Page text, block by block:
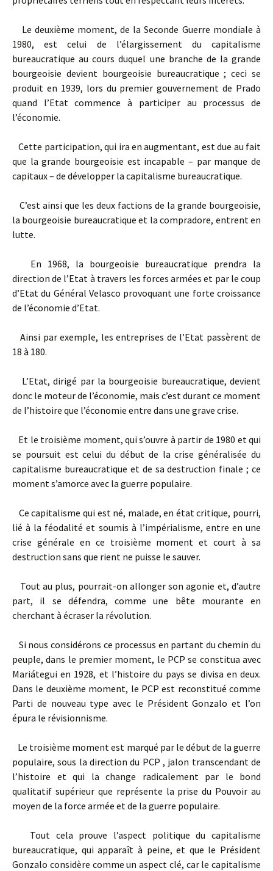
Le deuxième moment, de la Seconde Guerre mondiale à
1980, est celui de l’élargissement du capitalisme
bureaucratique au cours duquel une branche de la grande
bourgeoisie devient bourgeoisie bureaucratique ; ceci se
produit en 1939, lors du premier gouvernement de Prado
quand l’Etat commence à participer au processus de
l’économie.
Cette participation, qui ira en augmentant, est due au fait
que la grande bourgeoisie est incapable – par manque de
capitaux – de développer la capitalisme bureaucratique.
C’est ainsi que les deux factions de la grande bourgeoisie,
la bourgeoisie bureaucratique et la compradore, entrent en
lutte.
En 1968, la bourgeoisie bureaucratique prendra la
direction de l’Etat à travers les forces armées et par le coup
d’Etat du Général Velasco provoquant une forte croissance
de l’économie d’Etat.
Ainsi par exemple, les entreprises de l’Etat passèrent de
18 à 180.
L’Etat, dirigé par la bourgeoisie bureaucratique, devient
donc le moteur de l’économie, mais c’est durant ce moment
de l’histoire que l’économie entre dans une grave crise.
Et le troisième moment, qui s’ouvre à partir de 1980 et qui
se poursuit est celui du début de la crise généralisée du
capitalisme bureaucratique et de sa destruction finale ; ce
moment s’amorce avec la guerre populaire.
Ce capitalisme qui est né, malade, en état critique, pourri,
lié à la féodalité et soumis à l’impérialisme, entre en une
crise générale en ce troisième moment et court à sa
destruction sans que rient ne puisse le sauver.
Tout au plus, pourrait-on allonger son agonie et, d’autre
part, il se défendra, comme une bête mourante en
cherchant à écraser la révolution.
Si nous considérons ce processus en partant du chemin du
peuple, dans le premier moment, le PCP se constitua avec
Mariátegui en 1928, et l’histoire du pays se divisa en deux.
Dans le deuxième moment, le PCP est reconstitué comme
Parti de nouveau type avec le Président Gonzalo et l’on
épura le révisionnisme.
Le troisième moment est marqué par le début de la guerre
populaire, sous la direction du PCP , jalon transcendant de
l’histoire et qui la change radicalement par le bond
qualitatif supérieur que représente la prise du Pouvoir au
moyen de la force armée et de la guerre populaire.
Tout cela prouve l’aspect politique du capitalisme
bureaucratique, qui apparaît à peine, et que le Président
Gonzalo considère comme un aspect clé, car le capitalisme